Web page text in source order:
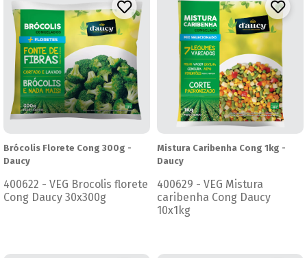
Brócolis Florete Cong 300g -
Daucy
400622 - VEG Brocolis florete
Cong Daucy 30x300g
Mistura Caribenha Cong 1kg -
Daucy
400629 - VEG Mistura
caribenha Cong Daucy
10x1kg